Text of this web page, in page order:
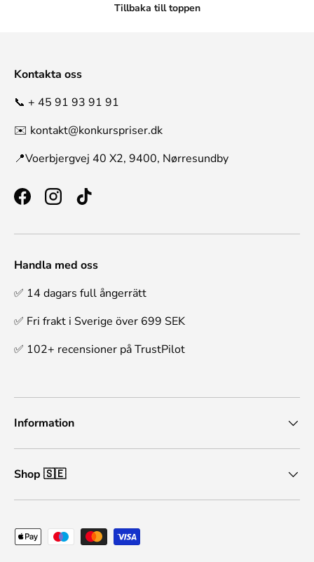
Tillbaka till toppen
Kontakta oss
📞 + 45 91 93 91 91
✉️ kontakt@konkurspriser.dk
📍Voerbjergvej 40 X2, 9400, Nørresundby
FacebookInstagramTikTok
Handla med oss
✅ 14 dagars full ångerrätt
✅ Fri frakt i Sverige över 699 SEK
✅ 102+ recensioner på TrustPilot
Information
Shop 🇸🇪
Betalningsmetoder